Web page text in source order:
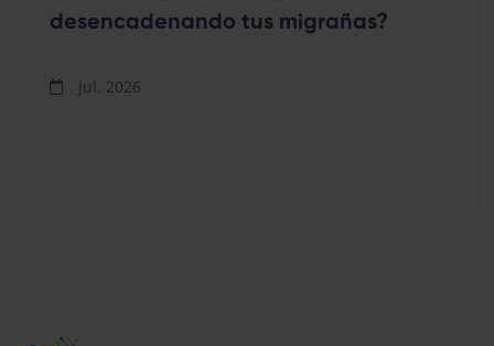
desencadenando tus migrañas?
jul. 2026